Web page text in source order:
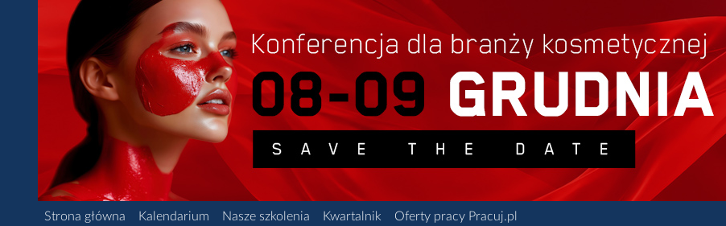
Strona główna Kalendarium Nasze szkolenia Kwartalnik Oferty pracy Pracuj.pl